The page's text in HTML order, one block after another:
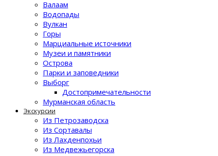
Валаам
Водопады
Вулкан
Горы
Марциальные источники
Музеи и памятники
Острова
Парки и заповедники
Выборг
Достопримечательности
Мурманская область
Экскурсии
Из Петрозаводска
Из Сортавалы
Из Лахденпохьи
Из Медвежьегорска